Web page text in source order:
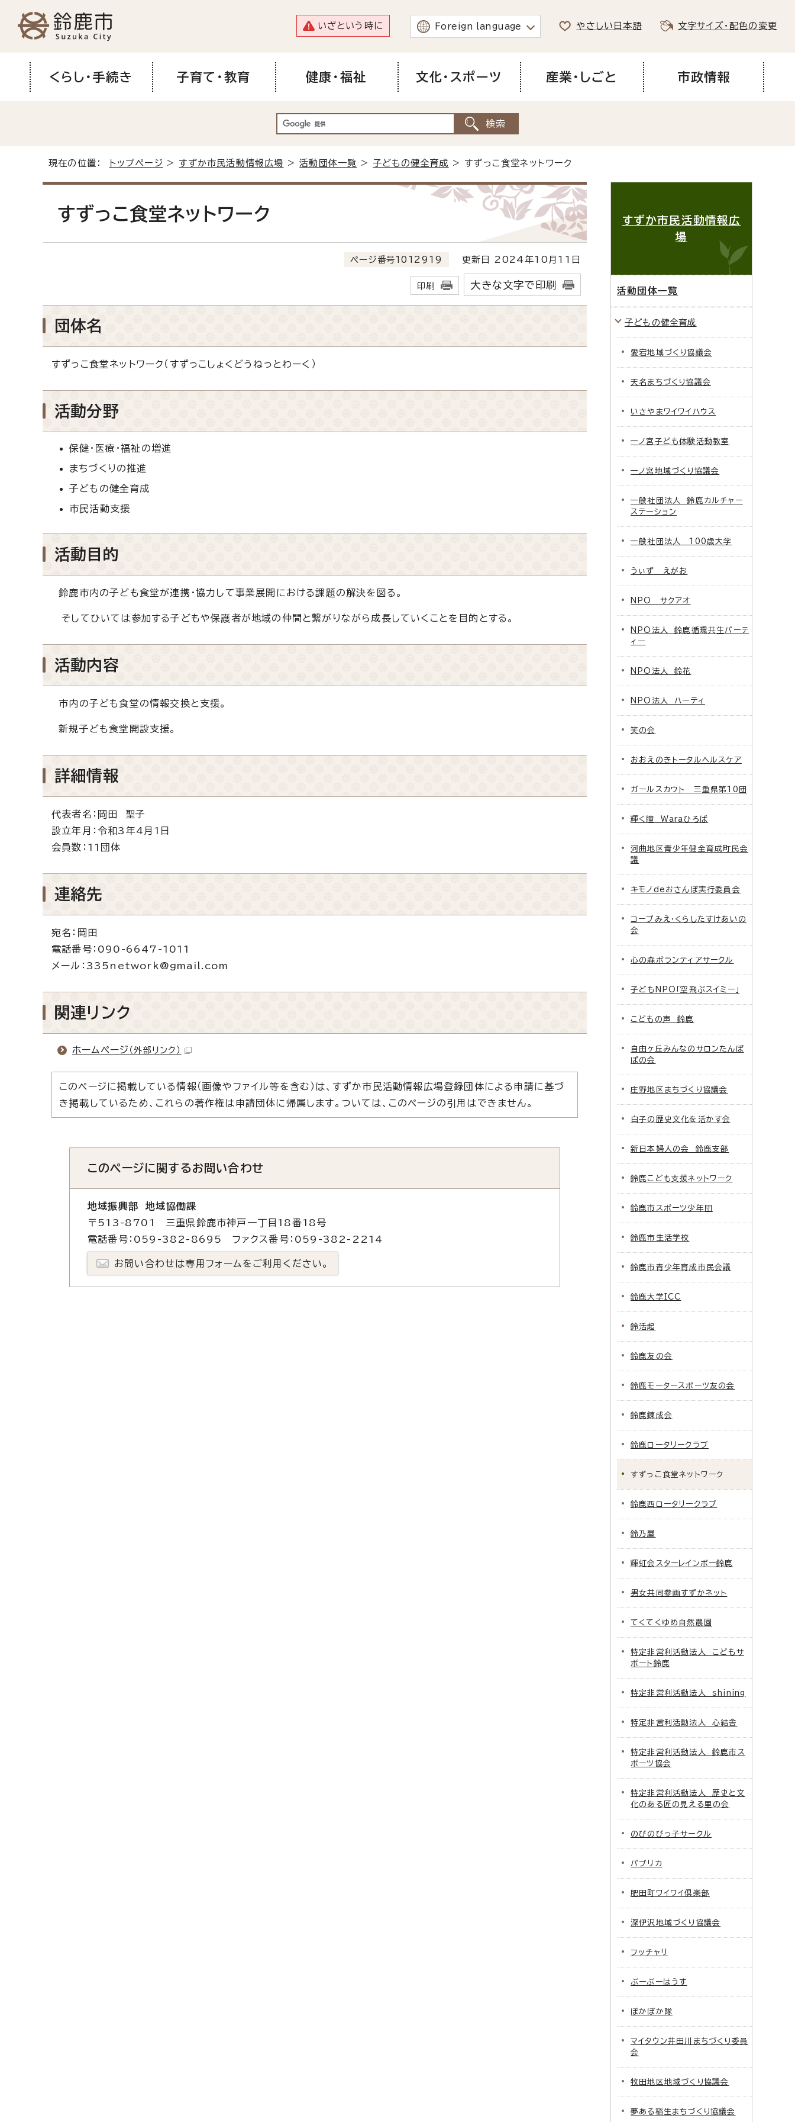
いざという時に Foreign language やさしい日本語 文字サイズ・配色の変更
くらし・手続き 子育て・教育 健康・福祉 文化・スポーツ 産業・しごと 市政情報
現在の位置： トップページ > すずか市民活動情報広場 >活動団体一覧 >子どもの健全育成 > すずっこ食堂ネットワーク
すずっこ食堂ネットワーク
ページ番号1012919 更新日 2024年10月11日
印刷 大きな文字で印刷
団体名
すずっこ食堂ネットワーク（すずっこしょくどうねっとわーく）
活動分野
保健・医療・福祉の増進
まちづくりの推進
子どもの健全育成
市民活動支援
活動目的
鈴鹿市内の子ども食堂が連携・協力して事業展開における課題の解決を図る。
そしてひいては参加する子どもや保護者が地域の仲間と繋がりながら成長していくことを目的とする。
活動内容
市内の子ども食堂の情報交換と支援。
新規子ども食堂開設支援。
詳細情報
代表者名：岡田 聖子
設立年月：令和3年4月1日
会員数：11団体
連絡先
宛名：岡田
電話番号：090-6647-1011
メール：335network@gmail.com
関連リンク
ホームページ （外部リンク）
このページに掲載している情報（画像やファイル等を含む）は、すずか市民活動情報広場登録団体による申請に基づ
き掲載しているため、これらの著作権は申請団体に帰属します。ついては、このページの引用はできません。
このページに関するお問い合わせ
地域振興部 地域協働課
〒513-8701 三重県鈴鹿市神戸一丁目18番18号
電話番号：059-382-8695 ファクス番号：059-382-2214
お問い合わせは専用フォームをご利用ください。
すずか市民活動情報広
場
活動団体一覧
子どもの健全育成
愛宕地域づくり協議会
天名まちづくり協議会
いさやまワイワイハウス
一ノ宮子ども体験活動教室
一ノ宮地域づくり協議会
一般社団法人 鈴鹿カルチャー
ステーション
一般社団法人 100歳大学
うぃず えがお
NPO サクアオ
NPO法人 鈴鹿循環共生パーテ
ィー
NPO法人 鈴花
NPO法人 ハーティ
笑の会
おおえのきトータルヘルスケア
ガールスカウト 三重県第10団
輝く瞳 Waraひろば
河曲地区青少年健全育成町民会
議
キモノdeおさんぽ実行委員会
コープみえ・くらしたすけあいの
会
心の森ボランティアサークル
子どもNPO「空飛ぶスイミー」
こどもの声 鈴鹿
自由ヶ丘みんなのサロンたんぽ
ぽの会
庄野地区まちづくり協議会
白子の歴史文化を活かす会
新日本婦人の会 鈴鹿支部
鈴鹿こども支援ネットワーク
鈴鹿市スポーツ少年団
鈴鹿市生活学校
鈴鹿市青少年育成市民会議
鈴鹿大学ICC
鈴活起
鈴鹿友の会
鈴鹿モータースポーツ友の会
鈴鹿錬成会
鈴鹿ロータリークラブ
すずっこ食堂ネットワーク
鈴鹿西ロータリークラブ
鈴乃屋
輝虹会スターレインボー鈴鹿
男女共同参画すずかネット
てくてくゆめ自然農園
特定非営利活動法人 こどもサ
ポート鈴鹿
特定非営利活動法人 shining
特定非営利活動法人 心結舎
特定非営利活動法人 鈴鹿市ス
ポーツ協会
特定非営利活動法人 歴史と文
化のある匠の見える里の会
のびのびっ子サークル
パプリカ
肥田町ワイワイ倶楽部
深伊沢地域づくり協議会
フッチャリ
ぶーぶーはうす
ぽかぽか隊
マイタウン井田川まちづくり委員
会
牧田地区地域づくり協議会
夢ある稲生まちづくり協議会